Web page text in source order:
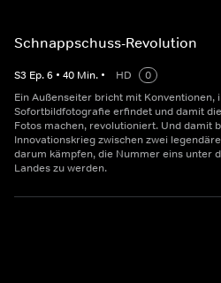
Schnappschuss-Revolution
S3 Ep.6 • 40 Min. • HD
0
Ein Außenseiter bricht mit Konventionen,
Sofortbildfotografie erfindet und damit
Fotos machen, revolutioniert. Und damit
Innovationskrieg zwischen zwei
darum kämpfen, die Nummer eins unter
Landes zu werden.